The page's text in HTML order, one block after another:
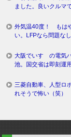
ました。良いクルマ
外気温40度！ もは
い。LFPなら問題な
大阪でいすゞの電気
池。国交省は即刻運
三菱自動車、人型ロ
れそうで怖い（笑）